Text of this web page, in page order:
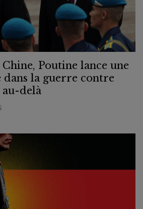
Poutine lance une
dans la guerre contre
delà